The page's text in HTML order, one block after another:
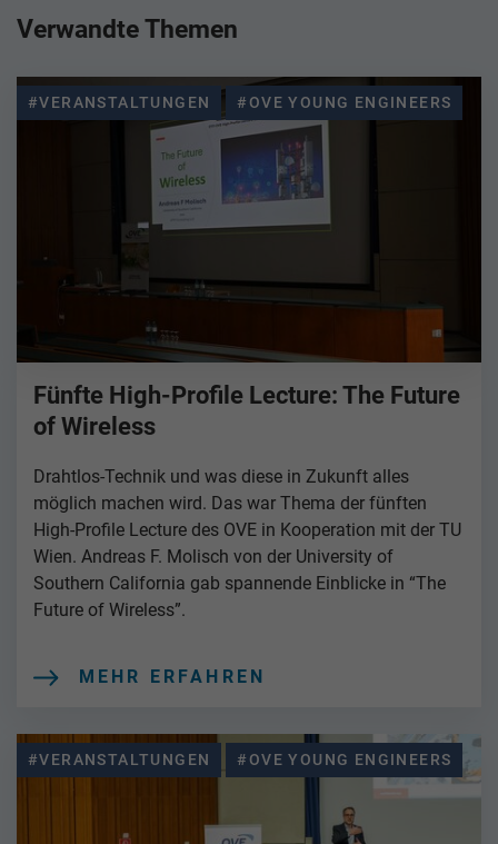
Verwandte Themen
#VERANSTALTUNGEN #OVE YOUNG ENGINEERS
Fünfte High-Profile Lecture: The Future
of Wireless
Drahtlos-Technik und was diese in Zukunft alles
möglich machen wird. Das war Thema der fünften
High-Profile Lecture des OVE in Kooperation mit der TU
Wien. Andreas F. Molisch von der University of
Southern California gab spannende Einblicke in “The
Future of Wireless”.
MEHR ERFAHREN
#VERANSTALTUNGEN #OVE YOUNG ENGINEERS